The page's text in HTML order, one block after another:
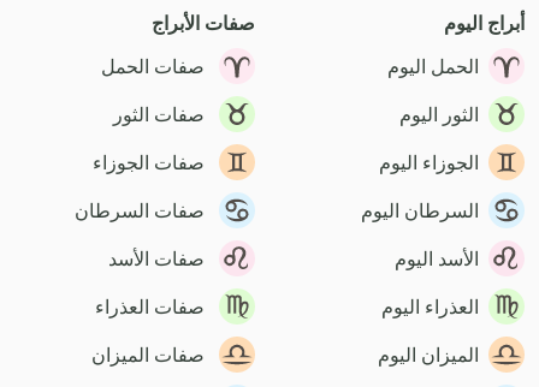
أبراج اليوم
الحمل اليوم
الثور اليوم
الجوزاء اليوم
السرطان اليوم
الأسد اليوم
العذراء اليوم
الميزان اليوم
صفات الأبراج
صفات الحمل
صفات الثور
صفات الجوزاء
صفات السرطان
صفات الأسد
صفات العذراء
صفات الميزان